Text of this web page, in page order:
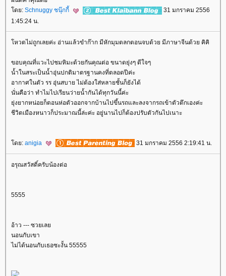
ดย: Schnuggy ชนุ๊กกี้
31 มกราคม 2556
1:45:24 น.
หวตไม่ถูกเลยค่ะ อ่านแล้วขำก๊าก มีหักมุมตลกตอนจบด้วย มีภาษาจีนด้วย คิคิ
ขอบคุณที่แวะไปชมหิมะด้วยกันคุณต่อ ขนาดยุ่งๆ ดีใจๆ
น้ำในสระเป็นน้ำอุ่นปกติมาตรฐานคงที่ตลอดปีค่ะ
อากาศในตัว รร อุ่นสบาย ไม่ต้องใส่หลายชั้นก็ยังได้
นั่นคือว่า ทำไมไปเรียนว่ายน้ำกันได้ทุกวันนี้ค่ะ
ุ่งยากหน่อยก็ตอนห่อตัวออกจากบ้านไปขึ้นรถและลงจากรถเข้าตัวตึกเองค่ะ
ชีวิตเมืองหนาวก็ประมาณนี้ล่ะค่ะ อยู่นานไปก็ต้องปรับตัวกันไปเนาะ
ดย: anigia 31 มกราคม 2556 2:19:41 น.
อรุณสวัสดิ์ครับน้องต่อ
5555
อ้าว --- ซวยเล
นอนกับเขา
ไม่ได้นอนกับเธอซะงั้น 55555